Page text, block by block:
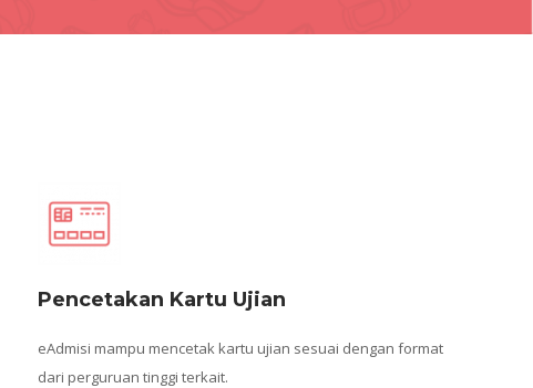
Pencetakan Kartu Ujian
eAdmisi mampu mencetak kartu ujian sesuai dengan format
dari perguruan tinggi terkait.